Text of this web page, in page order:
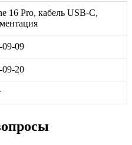
16 Pro, кабель USB‑C,
09-09
09-20